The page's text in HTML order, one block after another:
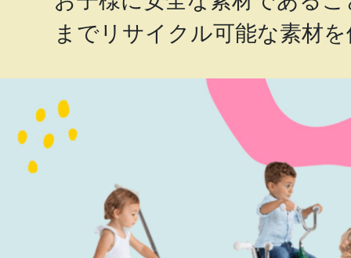
までリサイクル可能な素材